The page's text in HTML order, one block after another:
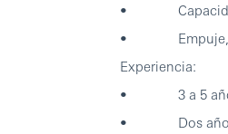
• Capacidad
• Empuje,
Experiencia:
• 3 a 5 años
• Dos años en